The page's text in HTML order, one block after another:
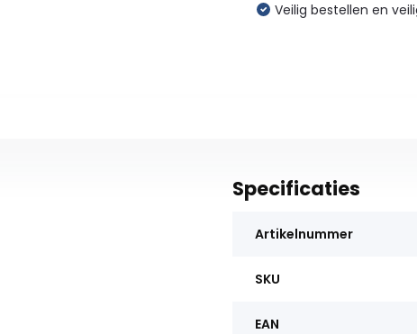
Veilig bestellen en
Specificaties
Artikelnummer
SKU
EAN